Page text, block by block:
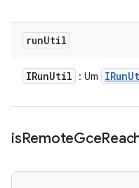
runUtil
IRunUtil : Um IRun
isRemoteGce